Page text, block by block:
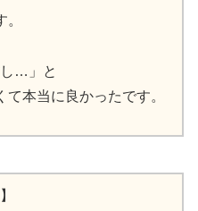
し…」と
て本当に良かったです。